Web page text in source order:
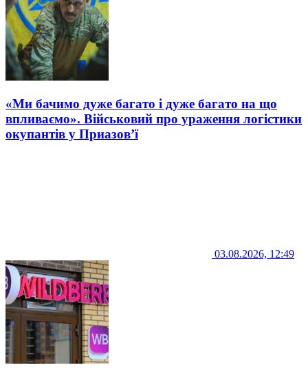
«Ми бачимо дуже багато і дуже багато на що
впливаємо». Військовий про ураження логістики
окупантів у Приазов’ї
03.08.2026, 12:49